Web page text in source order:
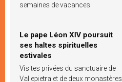
semaines de vacances
Le pape Léon XIV poursuit
ses haltes spirituelles
estivales
Visites privées du sanctuaire de
Vallepietra et de deux monastères